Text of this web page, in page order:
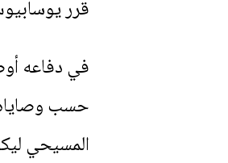
قرر
في دفاعه
حسب وصاياه.
المسيحي